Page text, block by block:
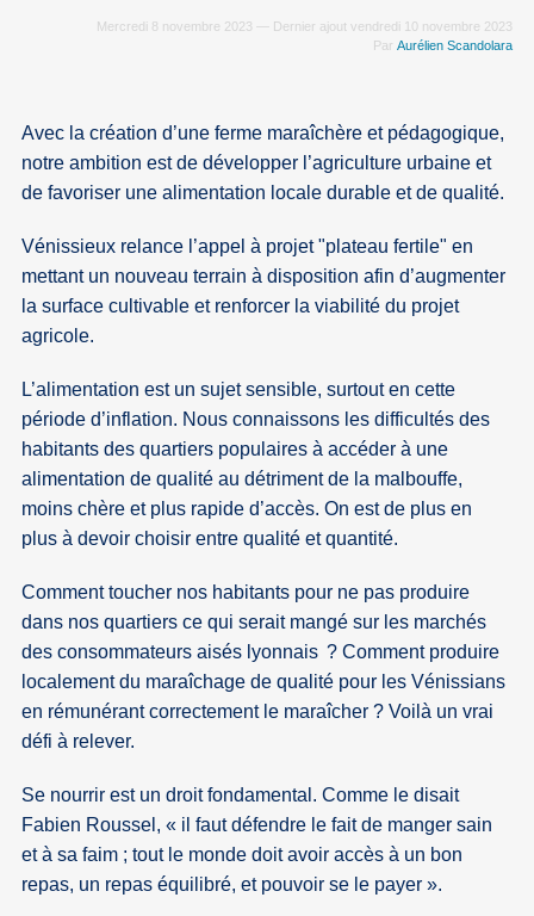
Mercredi 8 novembre 2023 — Dernier ajout vendredi 10 novembre 2023
Par Aurélien Scandolara
Avec la création d’une ferme maraîchère et pédagogique,
notre ambition est de développer l’agriculture urbaine et
de favoriser une alimentation locale durable et de qualité.
Vénissieux relance l’appel à projet "plateau fertile" en
mettant un nouveau terrain à disposition afin d’augmenter
la surface cultivable et renforcer la viabilité du projet
agricole.
L’alimentation est un sujet sensible, surtout en cette
période d’inflation. Nous connaissons les difficultés des
habitants des quartiers populaires à accéder à une
alimentation de qualité au détriment de la malbouffe,
moins chère et plus rapide d’accès. On est de plus en
plus à devoir choisir entre qualité et quantité.
Comment toucher nos habitants pour ne pas produire
dans nos quartiers ce qui serait mangé sur les marchés
des consommateurs aisés lyonnais ? Comment produire
localement du maraîchage de qualité pour les Vénissians
en rémunérant correctement le maraîcher ? Voilà un vrai
défi à relever.
Se nourrir est un droit fondamental. Comme le disait
Fabien Roussel, « il faut défendre le fait de manger sain
et à sa faim ; tout le monde doit avoir accès à un bon
repas, un repas équilibré, et pouvoir se le payer ».